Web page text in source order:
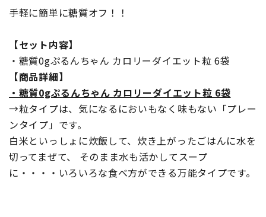
手軽に簡単に糖質オフ！！
【セット内容】
・糖質0gぷるんちゃん カロリーダイエット粒 6袋
【商品詳細】
・糖質0gぷるんちゃん カロリーダイエット粒 6袋
→粒タイプは、気になるにおいもなく味もない「プレー
ンタイプ」です。
白米といっしょに炊飯して、炊き上がったごはんに水を
切ってまぜて、 そのまま水も活かしてスープ
に・・・・いろいろな食べ方ができる万能タイプです。